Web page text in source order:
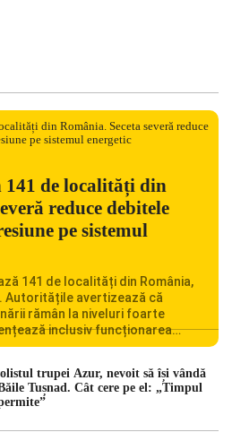
de localități din
reduce debitele
pe sistemul
141 de localități din România,
Autoritățile avertizează că
rămân la niveluri foarte
inclusiv funcționarea
România se confruntă
perioade din punct de vedere
[…]
trupei Azur, nevoit să își vândă
Tușnad. Cât cere pe el: „Timpul